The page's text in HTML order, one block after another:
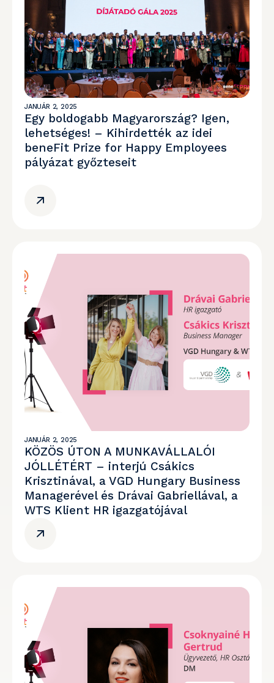
JANUÁR 2, 2025
Egy boldogabb Magyarország? Igen,
lehetséges! – Kihirdették az idei
beneFit Prize for Happy Employees
pályázat győzteseit
JANUÁR 2, 2025
KÖZÖS ÚTON A MUNKAVÁLLALÓI
JÓLLÉTÉRT – interjú Csákics
Krisztinával, a VGD Hungary Business
Managerével és Drávai Gabriellával, a
WTS Klient HR igazgatójával